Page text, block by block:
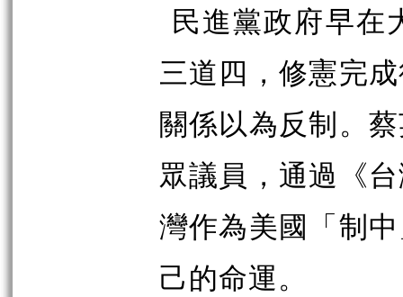
民進黨政府早在
三道四，修憲完
關係以為反制。
眾議員，通過《
灣作為美國「制
己的命運。